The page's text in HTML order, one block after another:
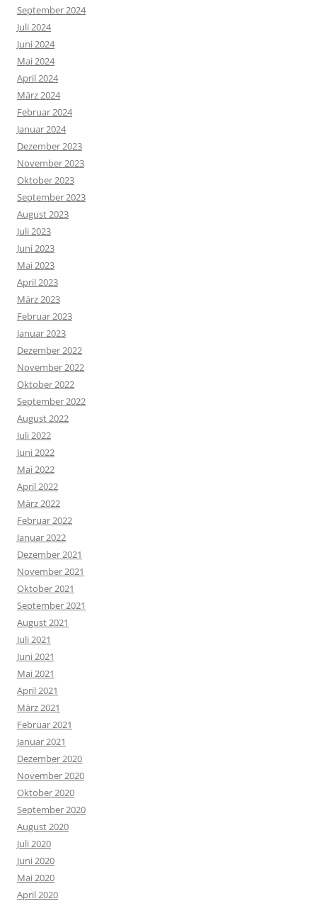
September 2024
Juli 2024
Juni 2024
Mai 2024
April 2024
März 2024
Februar 2024
Januar 2024
Dezember 2023
November 2023
Oktober 2023
September 2023
August 2023
Juli 2023
Juni 2023
Mai 2023
April 2023
März 2023
Februar 2023
Januar 2023
Dezember 2022
November 2022
Oktober 2022
September 2022
August 2022
Juli 2022
Juni 2022
Mai 2022
April 2022
März 2022
Februar 2022
Januar 2022
Dezember 2021
November 2021
Oktober 2021
September 2021
August 2021
Juli 2021
Juni 2021
Mai 2021
April 2021
März 2021
Februar 2021
Januar 2021
Dezember 2020
November 2020
Oktober 2020
September 2020
August 2020
Juli 2020
Juni 2020
Mai 2020
April 2020